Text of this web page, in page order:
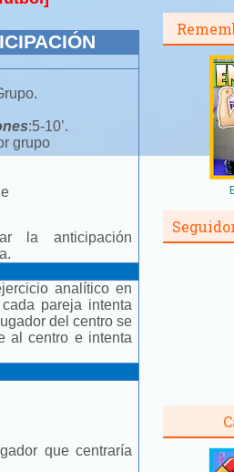
:5-10’.
grupo
la anticipación
analítico en
pareja intenta
del centro se
al centro e intenta
que centraría